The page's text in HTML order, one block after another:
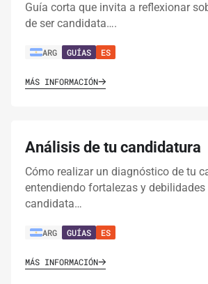
Guía corta que invita a reflexionar
de ser candidata….
ARG GUÍAS ES
MÁS INFORMACIÓN
Análisis de tu candidatura
Cómo realizar un diagnóstico de tu
entendiendo fortalezas y debilidades
candidata…
ARG GUÍAS ES
MÁS INFORMACIÓN